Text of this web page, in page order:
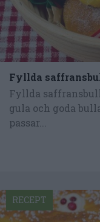
Fyllda
Fyllda
gula och goda
passar...
RECEPT